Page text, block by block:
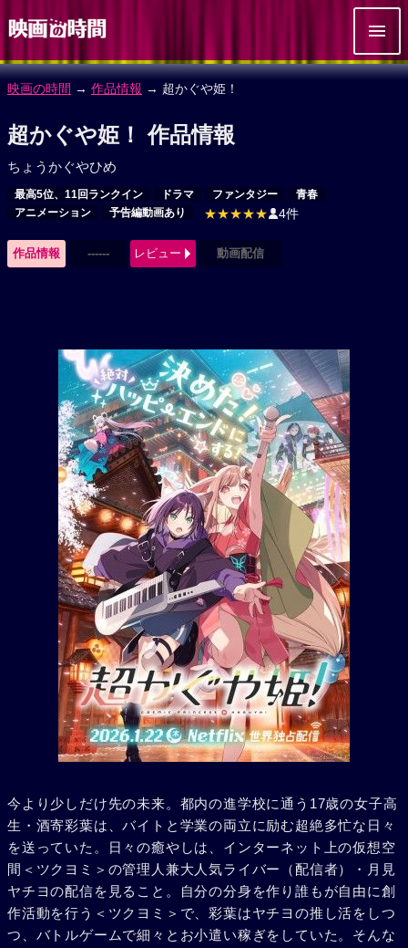
映画の時間 → 作品情報 → 超かぐや姫！
超かぐや姫！ 作品情報
ちょうかぐやひめ
最高5位、11回ランクイン ドラマ ファンタジー
青春
アニメーション
予告編動画あり ★★★★★ 4件
作品情報 ------ レビュー 動画配信
今より少しだけ先の未来。都内の進学校に通う17歳の女子高
生・酒寄彩葉は、バイトと学業の両立に励む超絶多忙な日々
を送っていた。日々の癒やしは、インターネット上の仮想空
間＜ツクヨミ＞の管理人兼大人気ライバー（配信者）・月見
ヤチヨの配信を見ること。自分の分身を作り誰もが自由に創
作活動を行う＜ツクヨミ＞で、彩葉はヤチヨの推し活をしつ
つ、バトルゲームで細々とお小遣い稼ぎをしていた。そんな